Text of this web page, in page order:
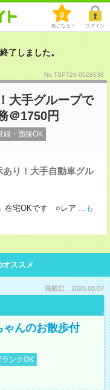
0
気になる！ ログイン
了しました。
No.TSPT26-0528638
大手グループで
＠1750円
録・面接OK
あり！大手自動車グル
在宅OKです ○レア ...も
ススメ
掲載日：2026.08.07
ゃんのお散歩付
ランクOK